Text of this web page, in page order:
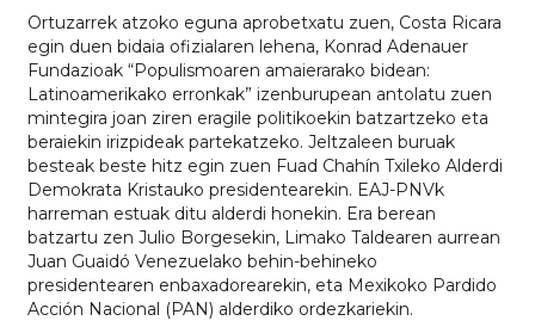
Ortuzarrek atzoko eguna aprobetxatu zuen, Costa Ricara
egin duen bidaia ofizialaren lehena, Konrad Adenauer
Fundazioak “Populismoaren amaierarako bidean:
Latinoamerikako erronkak” izenburupean antolatu zuen
mintegira joan ziren eragile politikoekin batzartzeko eta
beraiekin irizpideak partekatzeko. Jeltzaleen buruak
besteak beste hitz egin zuen Fuad Chahín Txileko Alderdi
Demokrata Kristauko presidentearekin. EAJ-PNVk
harreman estuak ditu alderdi honekin. Era berean
batzartu zen Julio Borgesekin, Limako Taldearen aurrean
Juan Guaidó Venezuelako behin-behineko
presidentearen enbaxadorearekin, eta Mexikoko Pardido
Acción Nacional (PAN) alderdiko ordezkariekin.